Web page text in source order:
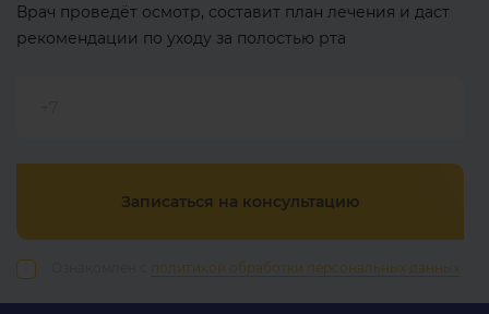
Врач проведёт осмотр, составит план лечения и даст
рекомендации по уходу за полостью рта
Записаться на консультацию
политикой обработки персональных данных